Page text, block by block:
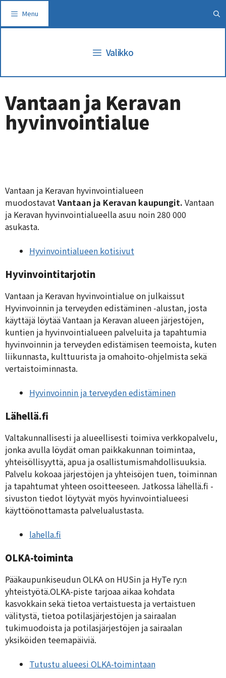
sisältöön
Menu
Valikko
Vantaan ja Keravan
hyvinvointialue
Vantaan ja Keravan hyvinvointialueen
muodostavatVantaan ja Keravan kaupungit. Vantaan
ja Keravan hyvinvointialueella asuu noin 280 000
asukasta.
Hyvinvointialueen kotisivut
Hyvinvointitarjotin
Vantaan ja Keravan hyvinvointialue on julkaissut
Hyvinvoinnin ja terveyden edistäminen -alustan, josta
käyttäjä löytää Vantaan ja Keravan alueen järjestöjen,
kuntien ja hyvinvointialueen palveluita ja tapahtumia
hyvinvoinnin ja terveyden edistämisen teemoista, kuten
liikunnasta, kulttuurista ja omahoito-ohjelmista sekä
vertaistoiminnasta.
Hyvinvoinnin ja terveyden edistäminen
Lähellä.fi
Valtakunnallisesti ja alueellisesti toimiva verkkopalvelu,
jonka avulla löydät oman paikkakunnan toimintaa,
yhteisöllisyyttä, apua ja osallistumismahdollisuuksia.
Palvelu kokoaa järjestöjen ja yhteisöjen tuen, toiminnan
ja tapahtumat yhteen osoitteeseen. Jatkossa lähellä.fi -
sivuston tiedot löytyvät myös hyvinvointialueesi
käyttöönottamasta palvelualustasta.
lahella.fi
OLKA-toiminta
Pääkaupunkiseudun OLKA on HUSin ja HyTe ry:n
yhteistyötä.OLKA-piste tarjoaa aikaa kohdata
kasvokkain sekä tietoa vertaistuesta ja vertaistuen
välitystä, tietoa potilasjärjestöjen ja sairaalan
tukimuodoista ja potilasjärjestöjen ja sairaalan
yksiköiden teemapäiviä.
Tutustu alueesi OLKA-toimintaan